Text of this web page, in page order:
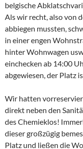
belgische
Als wir recht, also von
abbiegen mussten,
in einer engen
hinter Wohnwagen
einchecken ab 14:00
abgewiesen, der Platz
Wir hatten
direkt neben den
des Chemieklos!
dieser großzügig
Platz und ließen die